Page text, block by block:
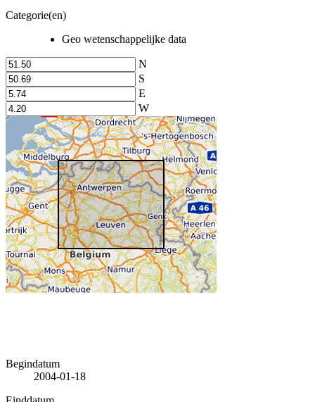
Categorie(en)
Geo wetenschappelijke data
N
S
E
W
Begindatum
2004-01-18